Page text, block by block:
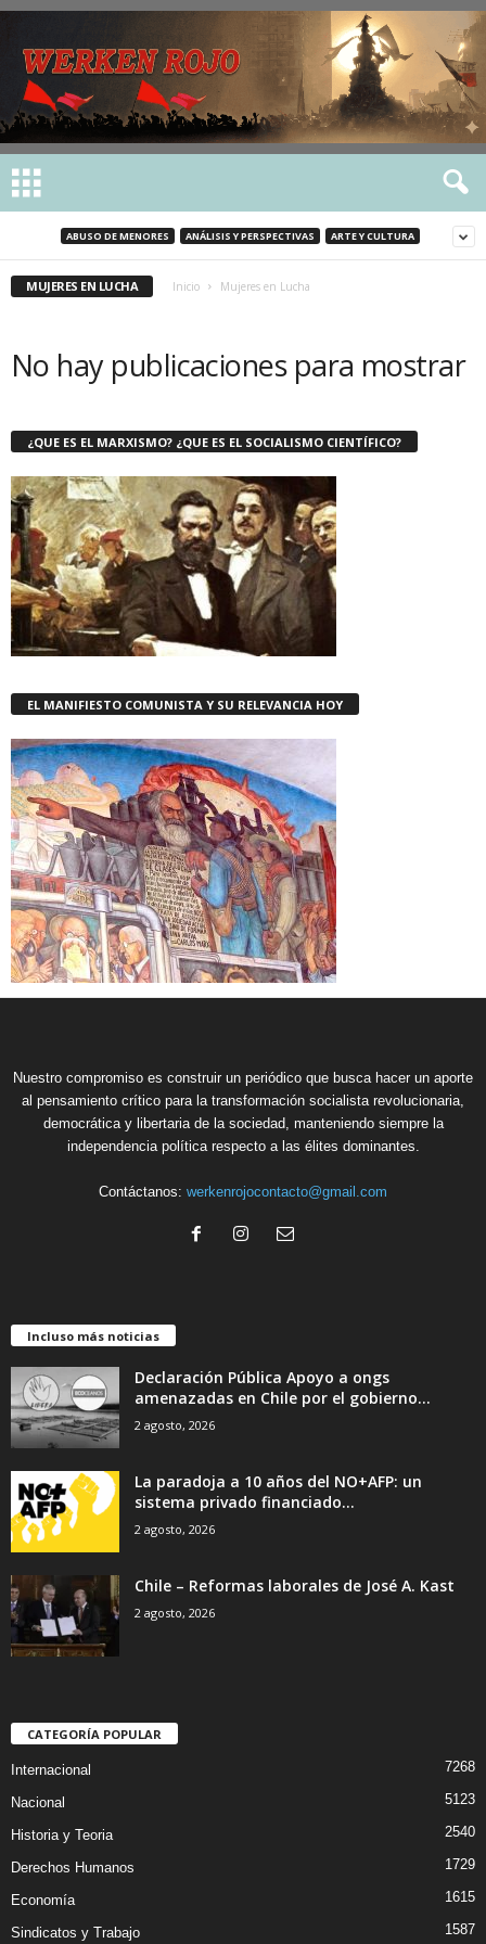
ABUSO DE MENORES ANÁLISIS Y PERSPECTIVAS ARTE Y CULTURA
MUJERES EN LUCHA Inicio Mujeres en Lucha
No hay publicaciones para mostrar
¿QUE ES EL MARXISMO? ¿QUE ES EL SOCIALISMO CIENTÍFICO?
EL MANIFIESTO COMUNISTA Y SU RELEVANCIA HOY
Nuestro compromiso es construir un periódico que busca hacer un aporte
al pensamiento crítico para la transformación socialista revolucionaria,
democrática y libertaria de la sociedad, manteniendo siempre la
independencia política respecto a las élites dominantes.
Contáctanos: werkenrojocontacto@gmail.com
Incluso más noticias
Declaración Pública Apoyo a ongs
amenazadas en Chile por el gobierno...
2 agosto, 2026
La paradoja a 10 años del NO+AFP: un
sistema privado financiado...
2 agosto, 2026
Chile – Reformas laborales de José A. Kast
2 agosto, 2026
CATEGORÍA POPULAR
Internacional 7268
Nacional 5123
Historia y Teoria 2540
Derechos Humanos 1729
Economía 1615
Sindicatos y Trabajo 1587